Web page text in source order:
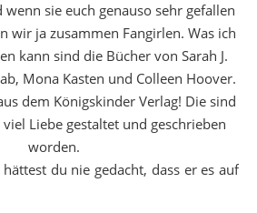
sie euch genauso sehr gefallen
wir ja zusammen Fangirlen. Was ich
kann sind die Bücher von Sarah J.
Mona Kasten und Colleen Hoover.
dem Königskinder Verlag! Die sind
Liebe gestaltet und geschrieben
worden.
du nie gedacht, dass er es auf